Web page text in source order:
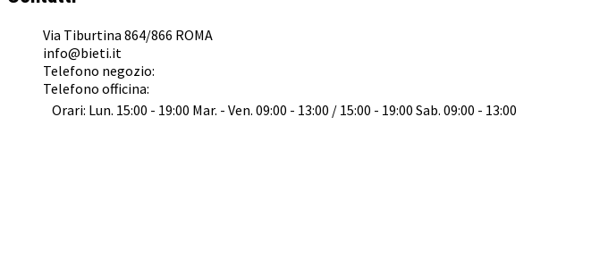
Via Tiburtina 864/866 ROMA
info@bieti.it
Telefono negozio:
Telefono officina:
Orari: Lun. 15:00 - 19:00 Mar. - Ven. 09:00 - 13:00 / 15:00 - 19:00 Sab. 09:00 - 13:00